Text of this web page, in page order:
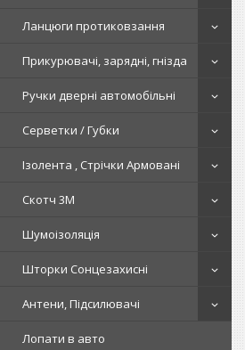
Ланцюги протиковзання
Прикурювачі, зарядні, гнізда
Ручки дверні автомобільні
Серветки / Губки
Ізолента , Стрічки Армовані
Скотч 3М
Шумоізоляція
Шторки Сонцезахисні
Антени, Підсилювачі
Лопати в авто